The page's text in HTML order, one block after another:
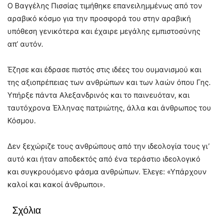
Ο Βαγγέλης Πισσίας τιμήθηκε επανειλημμένως από τον
αραβικό κόσμο για την προσφορά του στην αραβική
υπόθεση γενικότερα και έχαιρε μεγάλης εμπιστοσύνης
απ’ αυτόν.
Έζησε και έδρασε πιστός στις ιδέες του ουμανισμού και
της αξιοπρέπειας των ανθρώπων και των λαών όπου Γης.
Υπήρξε πάντα Αλεξανδρινός και το παινευόταν, και
ταυτόχρονα Έλληνας πατριώτης, άλλα και άνθρωπος του
Κόσμου.
Δεν ξεχώριζε τους ανθρώπους από την ιδεολογία τους γι’
αυτό και ήταν αποδεκτός από ένα τεράστιο ιδεολογικό
και συγκρουόμενο φάσμα ανθρώπων. Έλεγε: «Υπάρχουν
καλοί και κακοί άνθρωποι».
Σχόλια